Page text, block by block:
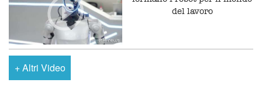
del lavoro
+Altri Video